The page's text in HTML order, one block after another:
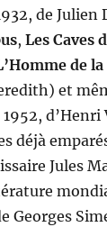
de Julien
,Les Caves
de
et
1952,
déjà
Jules
Georges